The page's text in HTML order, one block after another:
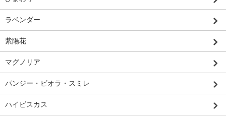
ラベンダー
紫陽花
マグノリア
パンジー・ビオラ・スミレ
ハイビスカス